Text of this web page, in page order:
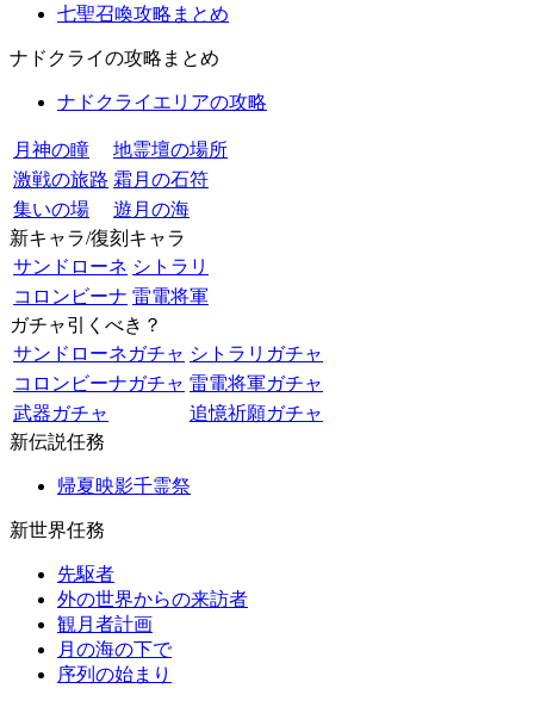
七聖召喚攻略まとめ
ナドクライの攻略まとめ
ナドクライエリアの攻略
月神の瞳
地霊壇の場所
激戦の旅路 霜月の石符
集いの場
遊月の海
新キャラ/復刻キャラ
サンドローネ シトラリ
コロンビーナ 雷電将軍
ガチャ引くべき？
サンドローネガチャ シトラリガチャ
コロンビーナガチャ 雷電将軍ガチャ
武器ガチャ
追憶祈願ガチャ
新伝説任務
帰夏映影千霊祭
新世界任務
先駆者
外の世界からの来訪者
観月者計画
月の海の下で
序列の始まり